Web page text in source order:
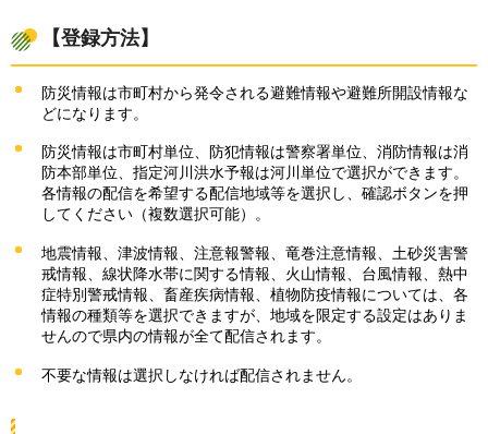
【登録方法】
防災情報は市町村から発令される避難情報や避難所開設情報な
どになります。
防災情報は市町村単位、防犯情報は警察署単位、消防情報は消
防本部単位、指定河川洪水予報は河川単位で選択ができます。
各情報の配信を希望する配信地域等を選択し、確認ボタンを押
してください（複数選択可能）。
地震情報、津波情報、注意報警報、竜巻注意情報、土砂災害警
戒情報、線状降水帯に関する情報、火山情報、台風情報、熱中
症特別警戒情報、畜産疾病情報、植物防疫情報については、各
情報の種類等を選択できますが、地域を限定する設定はありま
せんので県内の情報が全て配信されます。
不要な情報は選択しなければ配信されません。